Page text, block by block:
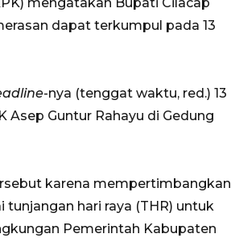
dapat terkumpul pada 13
-nya (tenggat waktu, red.) 13
Asep Guntur Rahayu di Gedung
karena mempertimbangkan
hari raya (THR) untuk
Pemerintah Kabupaten